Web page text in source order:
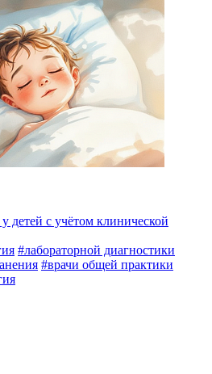
с учётом клинической
#лабораторной диагностики
#врачи общей практики